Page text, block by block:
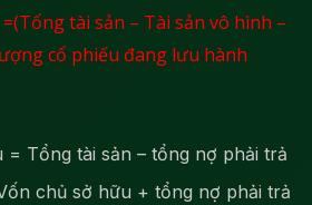
=(Tổng tài sản – Tài sản vô hình –
cổ phiếu đang lưu hành
= Tổng tài sản – tổng nợ phải trả
chủ sở hữu + tổng nợ phải trả